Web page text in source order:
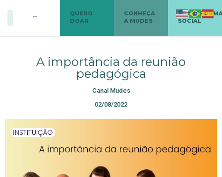
QUERO
DOAR
CONHEÇA
A MUDES
SOCIAL
A importância da reunião
pedagógica
Canal Mudes
02/08/2022